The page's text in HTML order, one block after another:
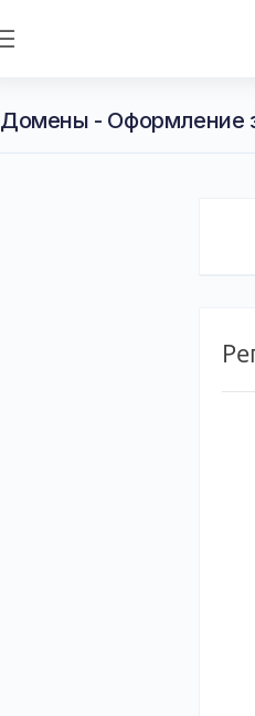
Домены - Оформление